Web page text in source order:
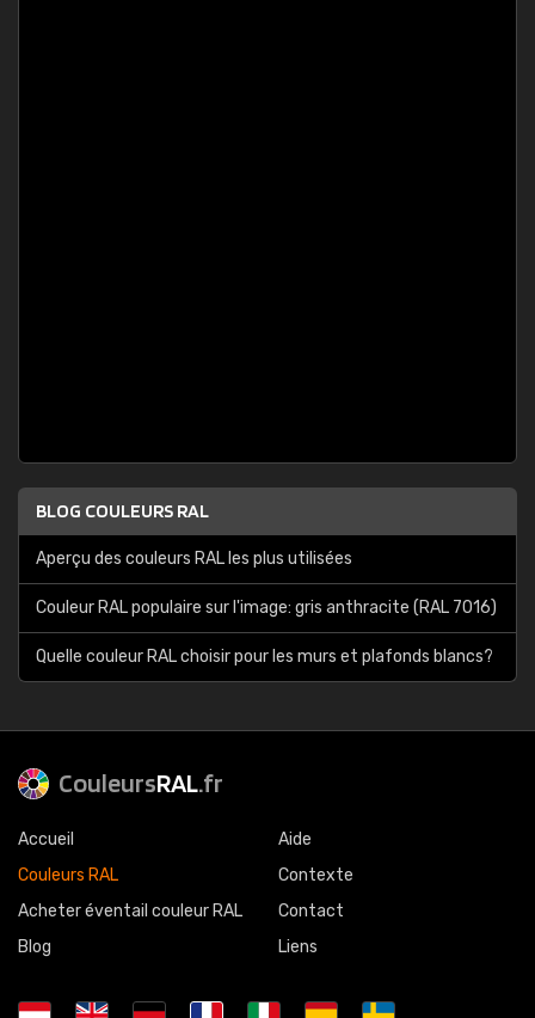
BLOG COULEURS RAL
Aperçu des couleurs RAL les plus utilisées
Couleur RAL populaire sur l'image: gris anthracite (RAL 7016)
Quelle couleur RAL choisir pour les murs et plafonds blancs?
CouleursRAL.fr
Accueil
Couleurs RAL
Acheter éventail couleur RAL
Blog
Aide
Contexte
Contact
Liens